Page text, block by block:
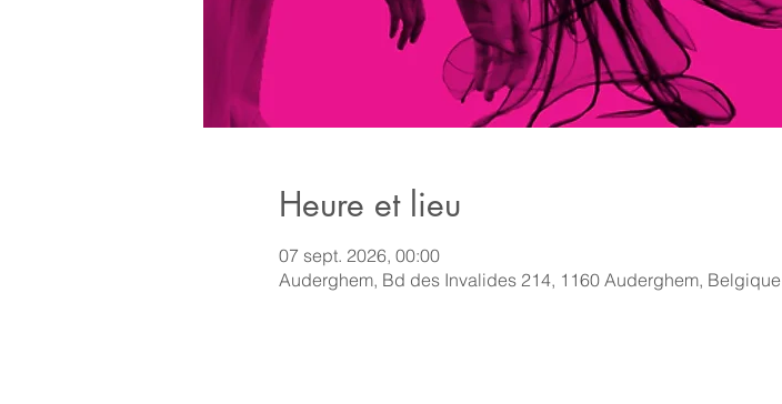
Heure et lieu
07 sept. 2026, 00:00
Auderghem, Bd des Invalides 214, 1160 Auderghem, Belgique